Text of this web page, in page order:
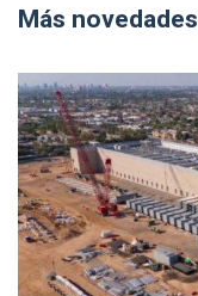
Más novedades